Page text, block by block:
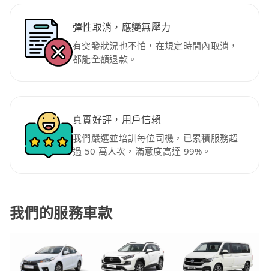
彈性取消，應變無壓力
有突發狀況也不怕，在規定時間內取消，
都能全額退款。
真實好評，用戶信賴
我們嚴選並培訓每位司機，已累積服務超
過 50 萬人次，滿意度高達 99%。
我們的服務車款